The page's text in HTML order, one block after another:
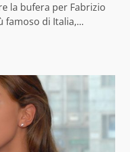
la bufera per Fabrizio
famoso di Italia,...